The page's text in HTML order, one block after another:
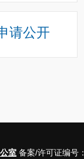
请公开
室 备案/许可证编号：